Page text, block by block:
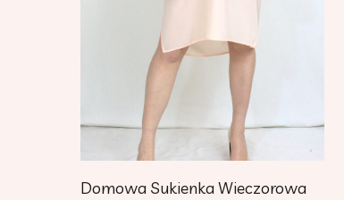
Dodaj Do Koszyka
Domowa Sukienka Wieczorowa